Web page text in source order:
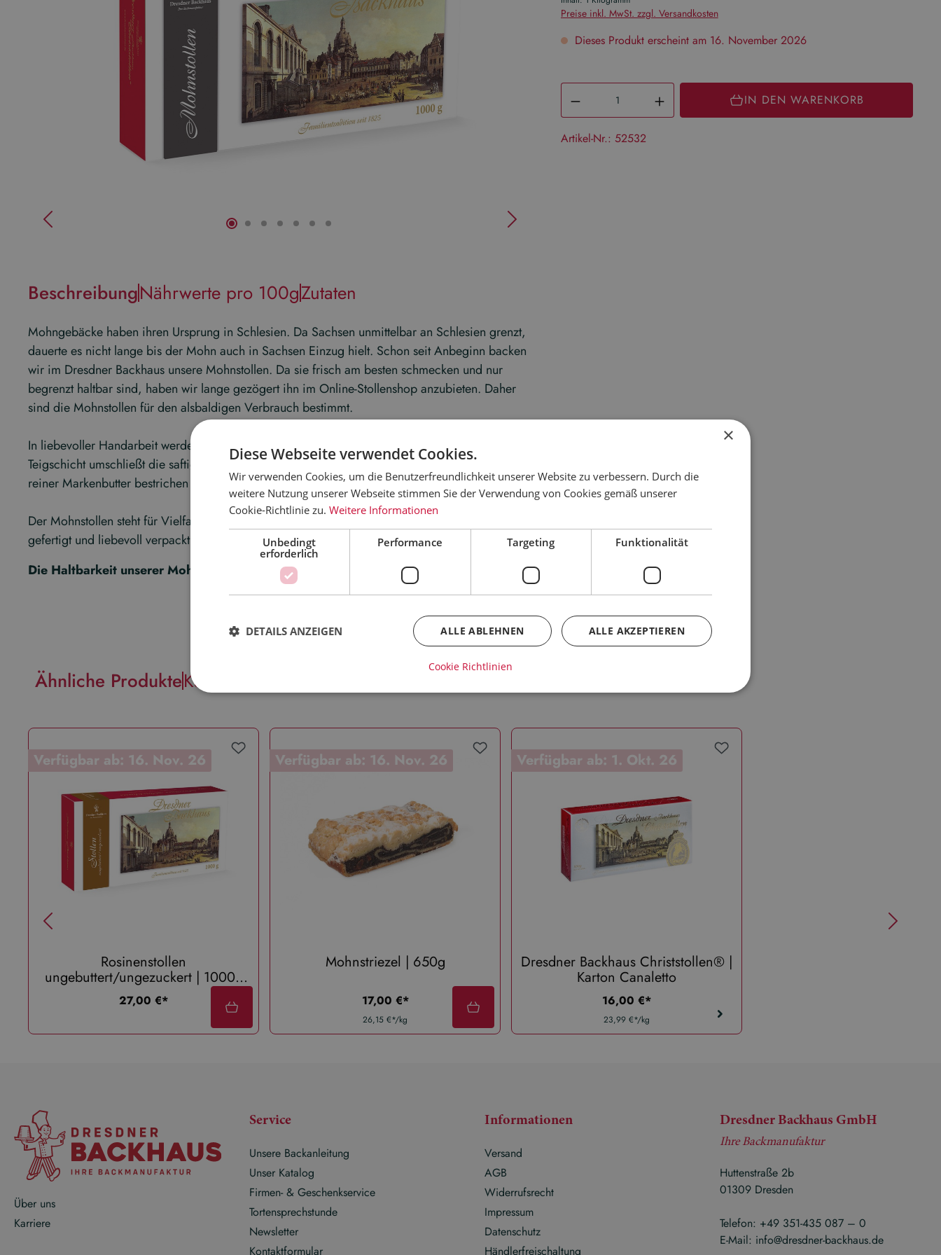
BeschreibungNährwerte pro 100gZutaten
Mohngebäcke haben ihren Ursprung in Schlesien. Da Sachsen unmittelbar an Schlesien grenzt,
dauerte es nicht lange bis der Mohn auch in Sachsen Einzug hielt. Schon seit Anbeginn backen
wir im Dresdner Backhaus unsere Mohnstollen. Da sie frisch am besten schmecken und nur
begrenzt haltbar sind, haben wir lange gezögert ihn im Online-Stollenshop anzubieten. Daher
sind die Mohnstollen für den alsbaldigen Verbrauch bestimmt.
In liebevoller Handarbeit werden sie hergestellt und in einer Kastenform gebacken. Eine dünne
Teigschicht umschließt die saftige Mohnmasse. Nach dem Backen wird der Mohnstollen mit
reiner Markenbutter bestrichen und gezuckert. Wer Mohn mag, wird diesen Stollen lieben.
Der Mohnstollen steht für Vielfalt in unserer Backkunst – kraftvoll im Geschmack, handwerklich
gefertigt und liebevoll verpackt. Ein besonderes Stück Backtradition aus Dresden.
Die Haltbarkeit unserer Mohnstollen beträgt max. 3 Wochen.
Preise inkl. MwSt. zzgl. Versandkosten
Dieses Produkt erscheint am 16. November 2026
Produkt Anzahl: Gib den
IN DEN WARENKORB
Artikel-Nr.: 52532
Ähnliche ProdukteKunden kauften auch
Verfügbar ab: 16. Nov. 26
Rosinenstollen
ungebuttert/ungezuckert | 1000g
Karton
regulärer preis:
27,00 €*
Verfügbar ab: 16. Nov. 26
Mohnstriezel | 650g
regulärer preis:
17,00 €*
26,15 €*/kg
Verfügbar ab: 1. Okt. 26
Dresdner Backhaus Christstollen® |
Karton Canaletto
regulärer preis:
16,00 €*
23,99 €*/kg
Über uns
Karriere
Service
Unsere Backanleitung
Unser Katalog
Firmen- & Geschenkservice
Tortensprechstunde
Newsletter
Kontaktformular
Informationen
Versand
AGB
Widerrufsrecht
Impressum
Datenschutz
Händlerfreischaltung
Dresdner Backhaus GmbH
Ihre Backmanufaktur
Huttenstraße 2b
01309 Dresden
Telefon: +49 351-435 087 – 0
E-Mail: info@dresdner-backhaus.de
×
Diese Webseite verwendet Cookies.
Wir verwenden Cookies, um die Benutzerfreundlichkeit unserer Website zu verbessern. Durch die
weitere Nutzung unserer Webseite stimmen Sie der Verwendung von Cookies gemäß unserer
Cookie-Richtlinie zu. Weitere Informationen
Unbedingt
erforderlich
Performance Targeting Funktionalität
ALLE AKZEPTIEREN
ALLE ABLEHNEN
DETAILS ANZEIGEN
Cookie Richtlinien